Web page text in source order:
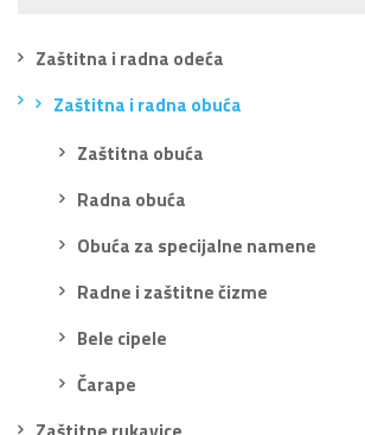
Zaštitna i radna odeća
Zaštitna i radna obuća
Zaštitna obuća
Radna obuća
Obuća za specijalne namene
Radne i zaštitne čizme
Bele cipele
Čarape